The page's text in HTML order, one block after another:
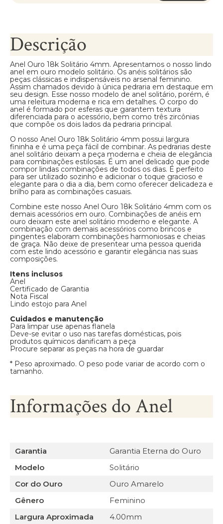
Descrição
Anel Ouro 18k Solitário 4mm. Apresentamos o nosso lindo
anel em ouro modelo solitário. Os anéis solitários são
peças clássicas e indispensáveis no arsenal feminino.
Assim chamados devido à única pedraria em destaque em
seu design. Esse nosso modelo de anel solitário, porém, é
uma releitura moderna e rica em detalhes. O corpo do
anel é formado por esferas que garantem textura
diferenciada para o acessório, bem como três zircônias
que compõe os dois lados da pedraria principal.
O nosso Anel Ouro 18k Solitário 4mm possui largura
fininha e é uma peça fácil de combinar. As pedrarias deste
anel solitário deixam a peça moderna e cheia de elegância
para combinações estilosas. É um anel delicado que pode
compor lindas combinações de todos os dias. É perfeito
para ser utilizado sozinho e adicionar o toque gracioso e
elegante para o dia a dia, bem como oferecer delicadeza e
brilho para as combinações casuais.
Combine este nosso Anel Ouro 18k Solitário 4mm com os
demais acessórios em ouro. Combinações de anéis em
ouro deixam este anel solitário moderno e elegante. A
combinação com demais acessórios como brincos e
pingentes elaboram combinações harmoniosas e cheias
de graça. Não deixe de presentear uma pessoa querida
com este lindo acessório e garantir elegância nas suas
composições.
Itens inclusos
Anel
Certificado de Garantia
Nota Fiscal
Lindo estojo para Anel
Cuidados e manutenção
Para limpar use apenas flanela
Deve-se evitar o uso nas tarefas domésticas, pois
produtos químicos danificam a peça
Procure separar as peças na hora de guardar
* Peso aproximado. O peso pode variar de acordo com o
tamanho.
Informações do Anel
Garantia
Garantia Eterna do Ouro
Modelo
Solitário
Cor do Ouro
Ouro Amarelo
Gênero
Feminino
Largura Aproximada
4.00mm